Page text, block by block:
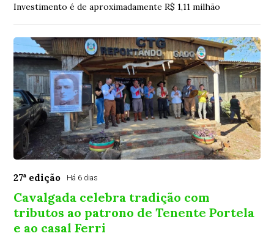
Investimento é de aproximadamente R$ 1,11 milhão
27ª edição Há 6 dias
Cavalgada celebra tradição com
tributos ao patrono de Tenente Portela
e ao casal Ferri